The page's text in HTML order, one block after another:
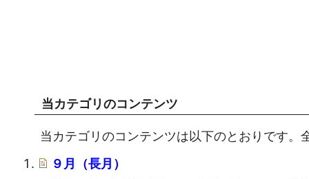
当カテゴリのコンテンツ
当カテゴリのコンテンツは以下のとおりです。
９月（長月）